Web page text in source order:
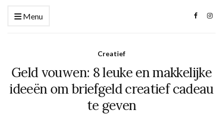
Menu
Creatief
Geld vouwen: 8 leuke en makkelijke
ideeën om briefgeld creatief cadeau
te geven